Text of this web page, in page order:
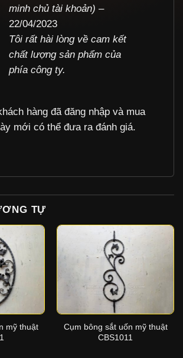
sao
minh chủ tài khoản) –
22/04/2023
Tôi rất hài lòng về cam kết
chất lượng sản phẩm của
phía công ty.
hàng đã đăng nhập và mua
mới có thể đưa ra đánh giá.
TỰ
mỹ thuật
Cụm bông sắt uốn mỹ thuật
CBS1011